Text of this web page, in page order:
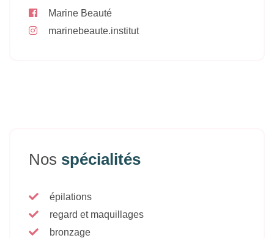
Marine Beauté
marinebeaute.institut
Nos spécialités
épilations
regard et maquillages
bronzage